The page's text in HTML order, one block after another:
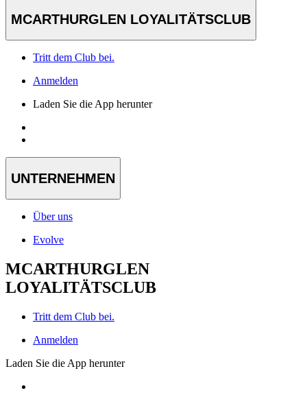
MCARTHURGLEN LOYALITÄTSCLUB
Tritt dem Club bei.
Anmelden
Laden Sie die App herunter
UNTERNEHMEN
Über uns
Evolve
MCARTHURGLEN
LOYALITÄTSCLUB
Tritt dem Club bei.
Anmelden
Laden Sie die App herunter